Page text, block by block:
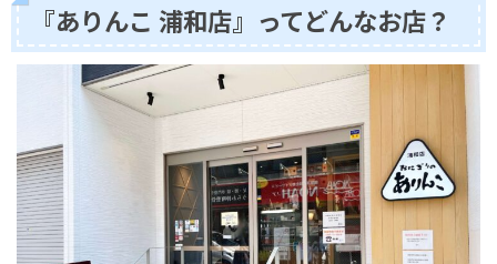
『ありんこ 浦和店』ってどんなお店？